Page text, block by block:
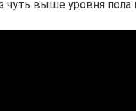
чуть выше уровня